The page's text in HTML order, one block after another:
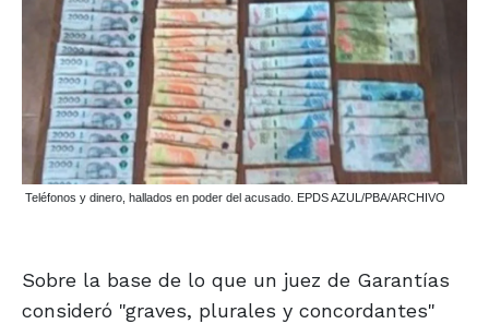
Teléfonos y dinero, hallados en poder del acusado. EPDS AZUL/PBA/ARCHIVO
Sobre la base de lo que un juez de Garantías
consideró "graves, plurales y concordantes"